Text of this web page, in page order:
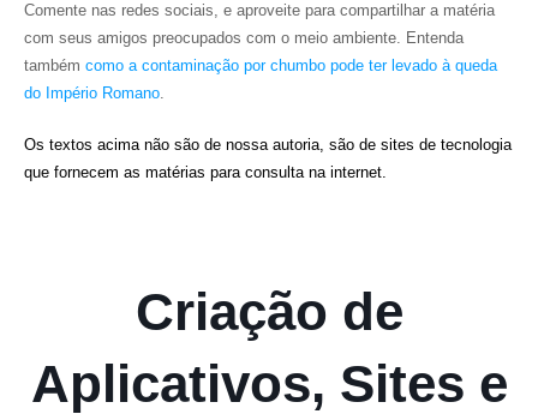
Comente nas redes sociais, e aproveite para compartilhar a matéria
com seus amigos preocupados com o meio ambiente. Entenda
também como a contaminação por chumbo pode ter levado à queda
do Império Romano.
Os textos acima não são de nossa autoria, são de sites de tecnologia
que fornecem as matérias para consulta na internet.
Criação de
Aplicativos, Sites e